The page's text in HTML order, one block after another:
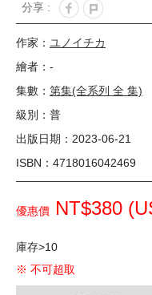
分享 :
作家： ユノイチカ
繪者：-
集數： 第集(全系列 全 集)
級別：普
出版日期：2023-06-21
ISBN：4718016042469
優惠價 NT$380 (
庫存>10
※ 不可超取